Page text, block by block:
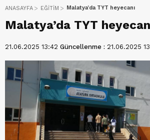
ANASAYFA EĞİTİM Malatya’da TYT heyecanı
Malatya’da TYT
21.06.2025 13:42 Güncellenme : 21.06.2025